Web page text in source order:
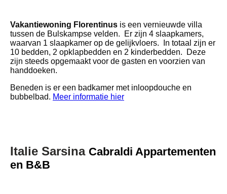
Vakantiewoning Florentinus is een vernieuwde villa
tussen de Bulskampse velden. Er zijn 4 slaapkamers,
waarvan 1 slaapkamer op de gelijkvloers. In totaal zijn er
10 bedden, 2 opklapbedden en 2 kinderbedden. Deze
zijn steeds opgemaakt voor de gasten en voorzien van
handdoeken.
Beneden is er een badkamer met inloopdouche en
bubbelbad. Meer informatie hier
Italie Sarsina Cabraldi Appartementen
en B&B